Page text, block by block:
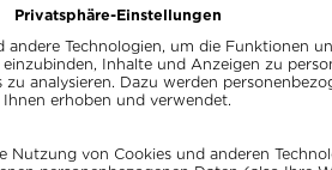
Exclusive
SUMMER20